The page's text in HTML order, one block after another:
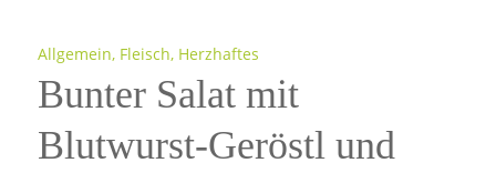
Allgemein, Fleisch, Herzhaftes
Bunter Salat mit
Blutwurst-Geröstl und